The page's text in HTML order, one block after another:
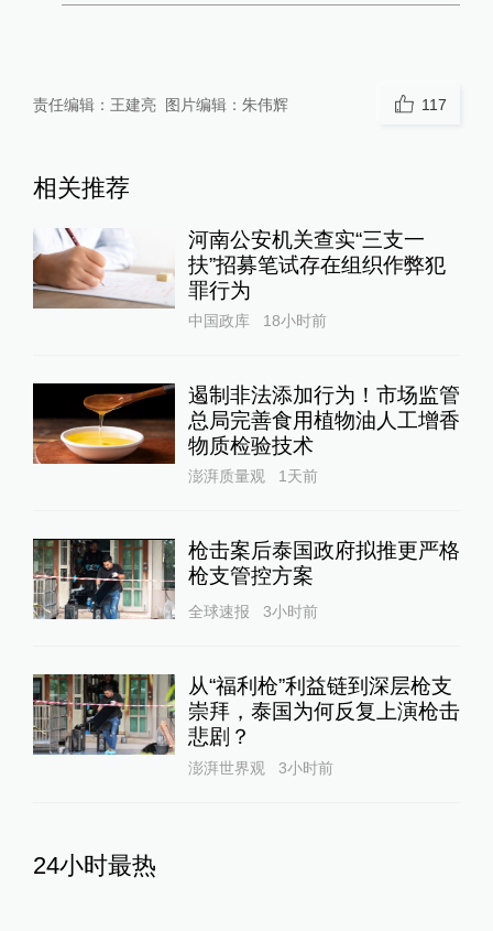
责任编辑： 王建亮 图片编辑： 朱伟辉 117
相关推荐
河南公安机关查实“三支一
扶”招募笔试存在组织作弊犯
罪行为
中国政库 18小时前
遏制非法添加行为！市场监管
总局完善食用植物油人工增香
物质检验技术
澎湃质量观 1天前
枪击案后泰国政府拟推更严格
枪支管控方案
全球速报 3小时前
从“福利枪”利益链到深层枪支
崇拜，泰国为何反复上演枪击
悲剧？
澎湃世界观 3小时前
24小时最热